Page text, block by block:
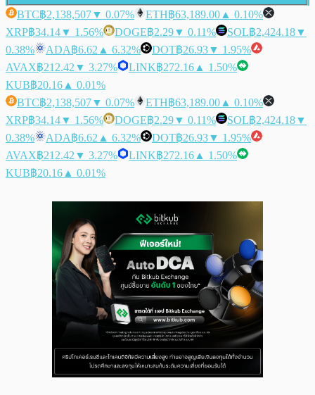
BTC฿2,138,507▼ 0.07% ETH฿63,189.00 ▲ 0.10%
XRP฿34.14▼ 1.56% DOGE฿2.29▼ 0.11% SOL฿2,424.18▼
0.38%
ADA฿6.62 ▲ 6.32% DOT฿26.93▼ 1.95%
AVAX฿212.42 ▼ 3.27% LINK฿272.16 ▲ 1.50%
KUB฿20.16 ▲ 0.01%
BTC฿2,138,507▼ 0.07% ETH฿63,189.00 ▲ 0.10%
XRP฿34.14▼ 1.56% DOGE฿2.29▼ 0.11% SOL฿2,424.18▼
0.38%
ADA฿6.62 ▲ 6.32% DOT฿26.93▼ 1.95%
AVAX฿212.42 ▼ 3.27% LINK฿272.16 ▲ 1.50%
KUB฿20.16 ▲ 0.01%